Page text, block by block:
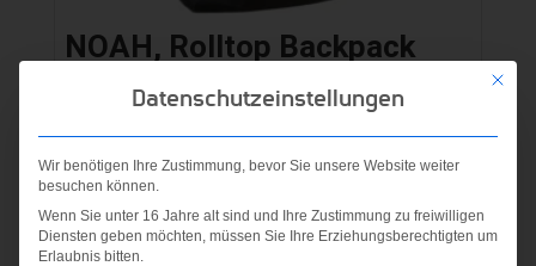
NOAH, Rolltop Backpack
zzgl. Versandkosten
Mit
Datenschutzeinstellungen
Wir benötigen Ihre Zustimmung, bevor Sie unsere Website weiter
besuchen können.
Wenn Sie unter 16 Jahre alt sind und Ihre Zustimmung zu freiwilligen
Diensten geben möchten, müssen Sie Ihre Erziehungsberechtigten um
Erlaubnis bitten.